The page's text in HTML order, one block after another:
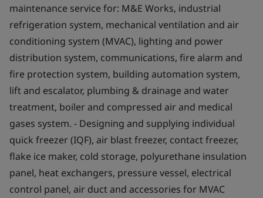
maintenance service for: M&E Works, industrial
refrigeration system, mechanical ventilation and air
conditioning system (MVAC), lighting and power
distribution system, communications, fire alarm and
fire protection system, building automation system,
lift and escalator, plumbing & drainage and water
treatment, boiler and compressed air and medical
gases system. - Designing and supplying individual
quick freezer (IQF), air blast freezer, contact freezer,
flake ice maker, cold storage, polyurethane insulation
panel, heat exchangers, pressure vessel, electrical
control panel, air duct and accessories for MVAC